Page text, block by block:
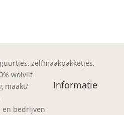
zelfmaakpakketjes,
wolvilt
maakt/
bedrijven
Informatie